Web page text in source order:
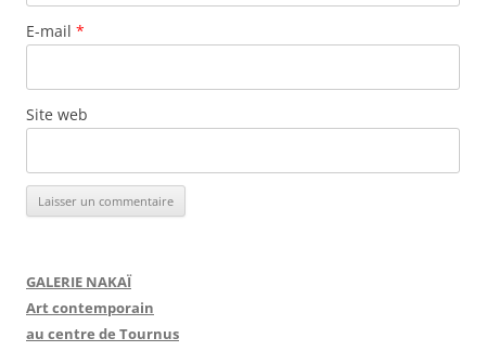
E-mail *
Site web
GALERIE NAKAÏ
Art contemporain
au centre de Tournus